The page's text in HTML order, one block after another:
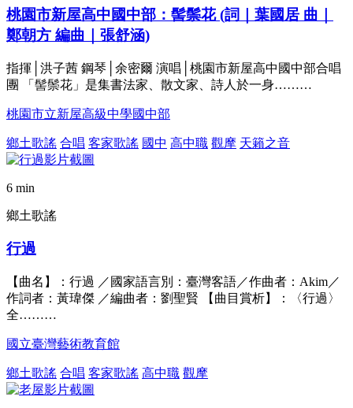
桃園市新屋高中國中部：髻鬃花 (詞｜葉國居 曲｜
鄭朝方 編曲｜張舒涵)
指揮│洪子茜 鋼琴│余密爾 演唱│桃園市新屋高中國中部合唱
團 「髻鬃花」是集書法家、散文家、詩人於一身………
桃園市立新屋高級中學國中部
鄉土歌謠 合唱 客家歌謠 國中 高中職 觀摩 天籟之音
6 min
鄉土歌謠
行過
【曲名】：行過 ／國家語言別：臺灣客語／作曲者：Akim／
作詞者：黃瑋傑 ／編曲者：劉聖賢 【曲目賞析】：〈行過〉
全………
國立臺灣藝術教育館
鄉土歌謠 合唱 客家歌謠 高中職 觀摩